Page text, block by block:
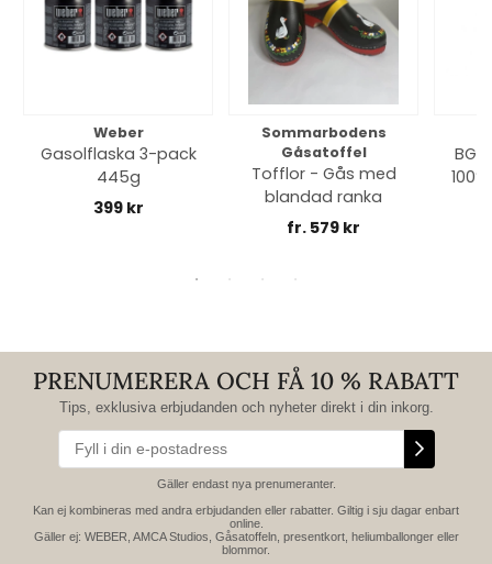
Weber
Gasolflaska 3-pack
445g
399 kr
Sommarbodens
Gåsatoffel
Tofflor - Gås med
blandad ranka
fr. 579 kr
PRENUMERERA OCH FÅ 10 % RABATT
Tips, exklusiva erbjudanden och nyheter direkt i din inkorg.
Gäller endast nya prenumeranter.
Kan ej kombineras med andra erbjudanden eller rabatter. Giltig i sju dagar enbart
online.
Gäller ej: WEBER, AMCA Studios, Gåsatoffeln, presentkort, heliumballonger eller
blommor.